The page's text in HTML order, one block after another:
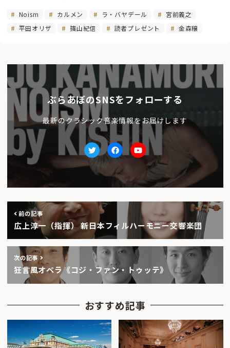
Noism カルメン ラ・バヤデール
宮前義之
平田オリザ
篠山紀信 読者プレゼント 金森穣
ぶらあぼのSNSをフォローする
最新のクラシック音楽情報をお届けします
TwitterfacebookYoutube
前の記事
広上淳一（指揮） 新日本フィルハーモニー交響楽団
次の記事
狂言風オペラ《コジ・ファン・トゥッテ》
おすすめ記事